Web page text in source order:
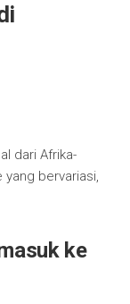
dari Afrika-
bervariasi,
ke